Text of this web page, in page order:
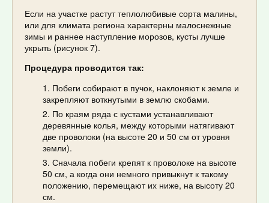
Если на участке растут теплолюбивые сорта малины,
или для климата региона характерны малоснежные
зимы и раннее наступление морозов, кусты лучше
укрыть (рисунок 7).
Процедура проводится так:
Побеги собирают в пучок, наклоняют к земле и
закрепляют воткнутыми в землю скобами.
По краям ряда с кустами устанавливают
деревянные колья, между которыми натягивают
две проволоки (на высоте 20 и 50 см от уровня
земли).
Сначала побеги крепят к проволоке на высоте
50 см, а когда они немного привыкнут к такому
положению, перемещают их ниже, на высоту 20
см.